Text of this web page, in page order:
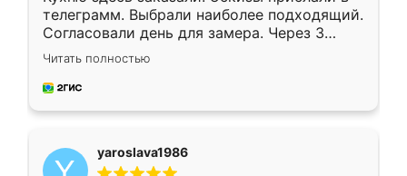
телеграмм. Выбрали наиболее подходящий.
Согласовали день для замера. Через 3
недели кухня была уже готова. Остались
довольны работой. Спасибо Ренессанс
мебель за качественную работу!
Читать полностью
yaroslava1986